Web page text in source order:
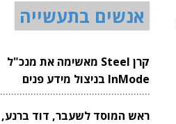
אנשים בתעשייה
קרן Steel מאשימה את מנכ"ל
InMode בניצול מידע פנים
ראש המוסד לשעבר, דוד ברנע,